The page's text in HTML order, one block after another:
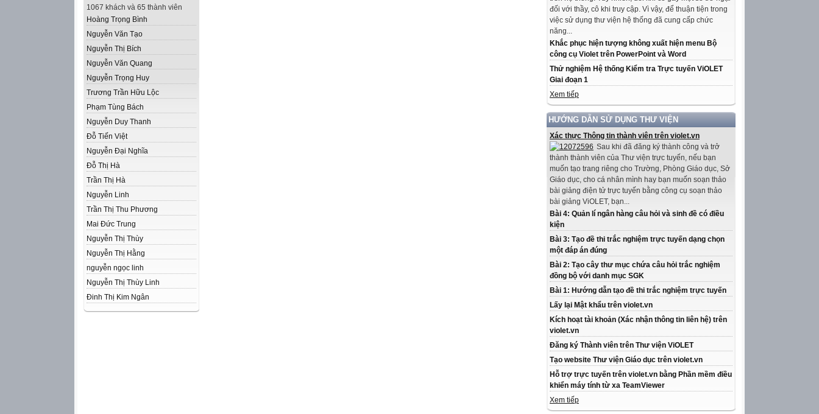
1067 khách và 65 thành viên
Hoàng Trọng Bình
Nguyễn Văn Tạo
Nguyễn Thị Bích
Nguyễn Văn Quang
Nguyễn Trọng Huy
Trương Trần Hữu Lộc
Phạm Tùng Bách
Nguyễn Duy Thanh
Đỗ Tiến Việt
Nguyễn Đại Nghĩa
Đỗ Thị Hà
Trần Thị Hà
Nguyễn Linh
Trần Thị Thu Phương
Mai Đức Trung
Nguyễn Thị Thùy
Nguyễn Thị Hằng
nguyễn ngọc linh
Nguyễn Thị Thùy Linh
Đinh Thị Kim Ngân
đối với thầy, cô khi truy cập. Vì vậy, để thuận tiện trong
việc sử dụng thư viện hệ thống đã cung cấp chức
năng...
Khắc phục hiện tượng không xuất hiện menu Bộ
công cụ Violet trên PowerPoint và Word
Thử nghiệm Hệ thống Kiểm tra Trực tuyến ViOLET
Giai đoạn 1
Xem tiếp
HƯỚNG DẪN SỬ DỤNG THƯ VIỆN
Xác thực Thông tin thành viên trên violet.vn
Sau khi đã đăng ký thành công và trở
thành thành viên của Thư viện trực tuyến, nếu bạn
muốn tạo trang riêng cho Trường, Phòng Giáo dục, Sở
Giáo dục, cho cá nhân mình hay bạn muốn soạn thảo
bài giảng điện tử trực tuyến bằng công cụ soạn thảo
bài giảng ViOLET, bạn...
Bài 4: Quản lí ngân hàng câu hỏi và sinh đề có điều
kiện
Bài 3: Tạo đề thi trắc nghiệm trực tuyến dạng chọn
một đáp án đúng
Bài 2: Tạo cây thư mục chứa câu hỏi trắc nghiệm
đồng bộ với danh mục SGK
Bài 1: Hướng dẫn tạo đề thi trắc nghiệm trực tuyến
Lấy lại Mật khẩu trên violet.vn
Kích hoạt tài khoản (Xác nhận thông tin liên hệ) trên
violet.vn
Đăng ký Thành viên trên Thư viện ViOLET
Tạo website Thư viện Giáo dục trên violet.vn
Hỗ trợ trực tuyến trên violet.vn bằng Phần mềm điều
khiển máy tính từ xa TeamViewer
Xem tiếp